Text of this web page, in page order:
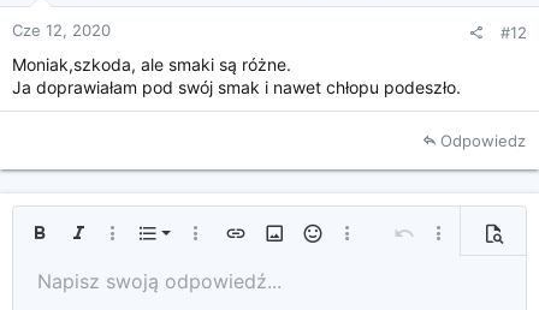
Cze 12, 2020 #12
Moniak,szkoda, ale smaki są różne.
Ja doprawiałam pod swój smak i nawet chłopu podeszło.
Odpowiedz
Pogrubienie
KursywaWięcej opcji...
Lista
Uporządkowana lista
Nieuporządkowana lista
Więcej opcji...
Wprowadź link
Wprowadź obrazek
UśmieszkiWięcej opcji...
CofnijWięcej opcji...
Rozmiar czcionki
9
Kolor tekstu
Rodzaj czcionki
Arial
Przekreślenie
Podkreślenie
Kod wewnętrzny
Spoiler wewnątrz tekstu
WyrównanieTekst od lewej
Format tekstuStandardowy
CytatMediaWprowadź tabelę
Linia pozioma
SpoilerKod
PonówPrzełącz BB Code
Usuwanie formatowania
Szkice Zapisz szkic
Napisz swoją odpowiedź...